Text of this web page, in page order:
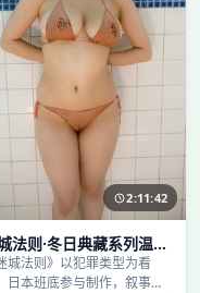
2:11:42
法则·冬日典藏系列温情
引人入胜
城法则》以犯罪类型为看
日本班底参与制作，叙事完